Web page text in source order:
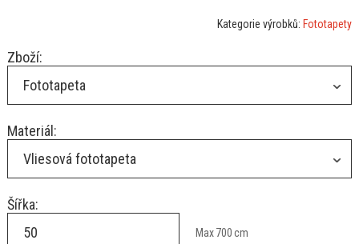
Kategorie výrobků: Fototapety
Zboží:
Fototapeta
Materiál:
Vliesová fototapeta
Šířka:
Max700cm